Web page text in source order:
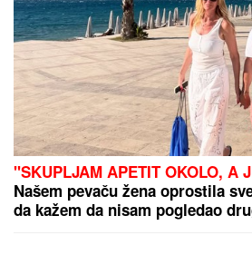
"SKUPLJAM APETIT OKOLO, A
Našem pevaču žena oprostila
da kažem da nisam pogledao